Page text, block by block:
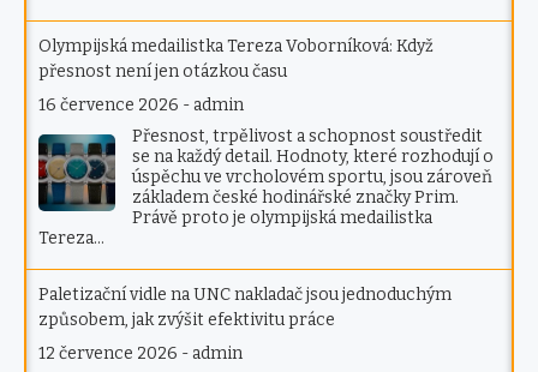
Olympijská medailistka Tereza Voborníková: Když
přesnost není jen otázkou času
16 července 2026 - admin
Přesnost, trpělivost a schopnost soustředit
se na každý detail. Hodnoty, které rozhodují o
úspěchu ve vrcholovém sportu, jsou zároveň
základem české hodinářské značky Prim.
Právě proto je olympijská medailistka
Tereza…
Paletizační vidle na UNC nakladač jsou jednoduchým
způsobem, jak zvýšit efektivitu práce
12 července 2026 - admin